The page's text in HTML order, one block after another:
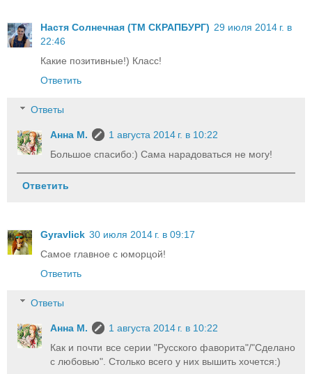
Настя Солнечная (ТМ СКРАПБУРГ) 29 июля 2014 г. в
22:46
Какие позитивные!) Класс!
Ответить
Ответы
Анна М.
1 августа 2014 г. в 10:22
Большое спасибо:) Сама нарадоваться не могу!
Ответить
Gyravlick 30 июля 2014 г. в 09:17
Самое главное с юморцой!
Ответить
Ответы
Анна М.
1 августа 2014 г. в 10:22
Как и почти все серии "Русского фаворита"/"Сделано
с любовью". Столько всего у них вышить хочется:)